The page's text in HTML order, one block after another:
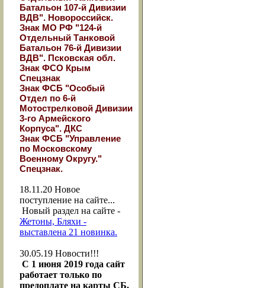
Батальон 107-й Дивизии
ВДВ". Новороссийск.
Знак МО РФ "124-й
Отдельный Танковой
Батальон 76-й Дивизии
ВДВ". Псковская обл.
Знак ФСО Крым
Спецзнак
Знак ФСБ "Особый
Отдел по 6-й
Мотострелковой Дивизии
3-го Армейского
Корпуса". ДКС
Знак ФСБ "Управление
по Московскому
Военному Округу."
Спецзнак.
18.11.20 Новое
поступление на сайте...
Новый раздел на сайте -
Жетоны, Бляхи -
выставлена 21 новинка.
30.05.19 Новости!!!
С 1 июня 2019 года сайт
работает только по
предоплате на карты СБ,